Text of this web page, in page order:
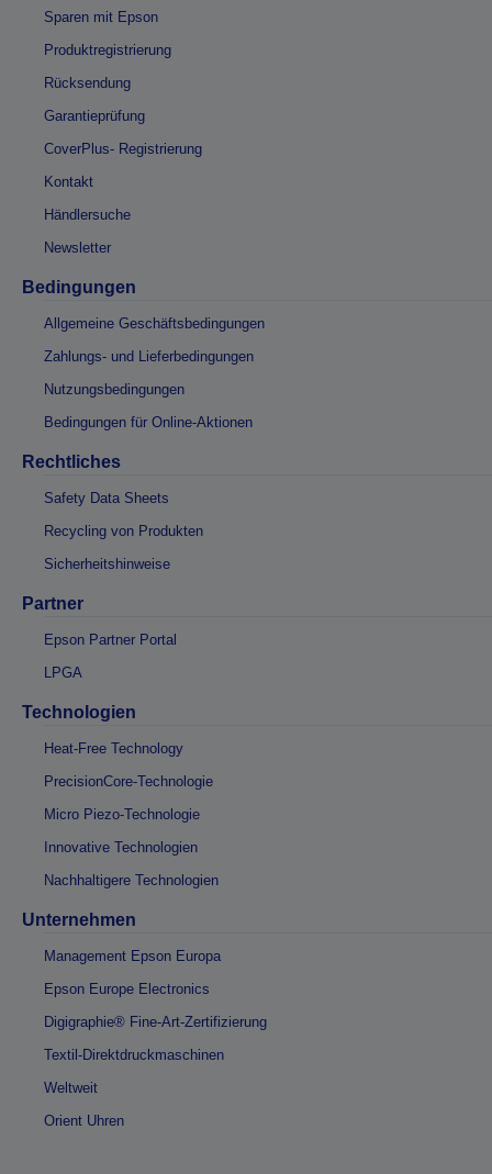
Sparen mit Epson
Produktregistrierung
Rücksendung
Garantieprüfung
CoverPlus- Registrierung
Kontakt
Händlersuche
Newsletter
Bedingungen
Allgemeine Geschäftsbedingungen
Zahlungs- und Lieferbedingungen
Nutzungsbedingungen
Bedingungen für Online-Aktionen
Rechtliches
Safety Data Sheets
Recycling von Produkten
Sicherheitshinweise
Partner
Epson Partner Portal
LPGA
Technologien
Heat-Free Technology
PrecisionCore-Technologie
Micro Piezo-Technologie
Innovative Technologien
Nachhaltigere Technologien
Unternehmen
Management Epson Europa
Epson Europe Electronics
Digigraphie® Fine-Art-Zertifizierung
Textil-Direktdruckmaschinen
Weltweit
Orient Uhren